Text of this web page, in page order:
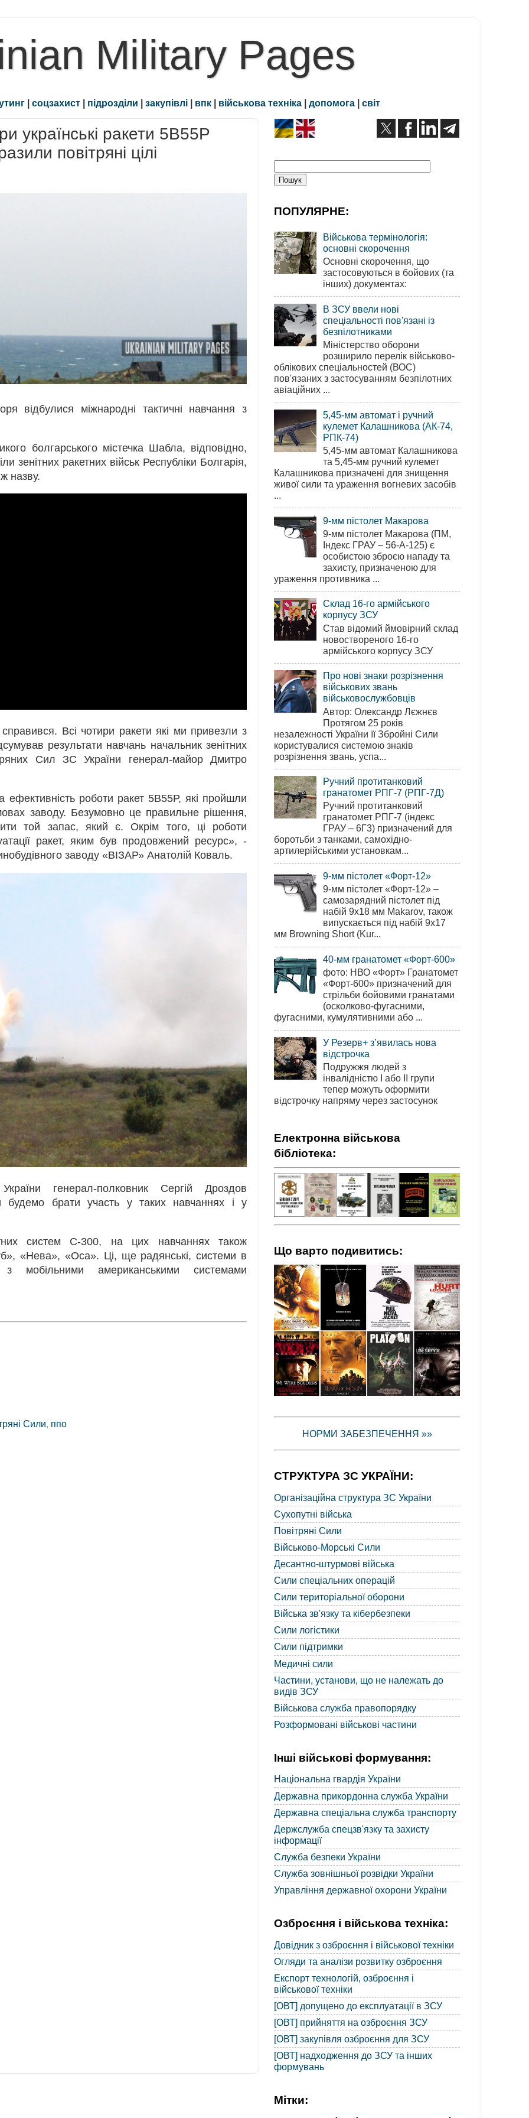
Military Pages
| соцзахист | підрозділи | закупівлі | впк | військова техніка | допомога | світ
українські ракети 5В55Р
повітряні цілі
відбулися міжнародні тактичні навчання з
болгарського містечка Шабла, відповідно,
зенітних ракетних військ Республіки Болгарія,
назву.
Всі чотири ракети які ми привезли з
результати навчань начальник зенітних
Сил ЗС України генерал-майор Дмитро
роботи ракет 5В55Р, які пройшли
заводу. Безумовно це правильне рішення,
той запас, який є. Окрім того, ці роботи
ракет, яким був продовжений ресурс», -
заводу «ВІЗАР» Анатолій Коваль.
генерал-полковник Сергій Дроздов
будемо брати участь у таких навчаннях і у
систем С-300, на цих навчаннях також
«Нева», «Оса». Ці, ще радянські, системи в
з мобільними американськими системами
Сили, ппо
ПОПУЛЯРНЕ:
Військова термінологія:
основні скорочення
Основні скорочення, що
застосовуються в бойових (та
інших) документах:
В ЗСУ ввели нові
спеціальності пов'язані із
безпілотниками
Міністерство оборони
розширило перелік військово-
облікових спеціальностей (ВОС)
пов'язаних з застосуванням безпілотних
авіаційних ...
5,45-мм автомат і ручний
кулемет Калашникова (АК-74,
РПК-74)
5,45-мм автомат Калашникова
та 5,45-мм ручний кулемет
Калашникова призначені для знищення
живої сили та ураження вогневих засобів
...
9-мм пістолет Макарова
9-мм пістолет Макарова (ПМ,
Індекс ГРАУ – 56-А-125) є
особистою зброєю нападу та
захисту, призначеною для
ураження противника ...
Склад 16-го армійського
корпусу ЗСУ
Став відомий ймовірний склад
новоствореного 16-го
армійського корпусу ЗСУ
Про нові знаки розрізнення
військових звань
військовослужбовців
Автор: Олександр Лєжнєв
Протягом 25 років
незалежності України її Збройні Сили
користувалися системою знаків
розрізнення звань, успа...
Ручний протитанковий
гранатомет РПГ-7 (РПГ-7Д)
Ручний протитанковий
гранатомет РПГ-7 (індекс
ГРАУ – 6Г3) призначений для
боротьби з танками, самохідно-
артилерійськими установкам...
9-мм пістолет «Форт-12»
9-мм пістолет «Форт-12» –
самозарядний пістолет під
набій 9х18 мм Makarov, також
випускається під набій 9х17
мм Browning Short (Kur...
40-мм гранатомет «Форт-600»
фото: НВО «Форт» Гранатомет
«Форт-600» призначений для
стрільби бойовими гранатами
(осколково-фугасними,
фугасними, кумулятивними або ...
У Резерв+ з’явилась нова
відстрочка
Подружжя людей з
інвалідністю І або ІІ групи
тепер можуть оформити
відстрочку напряму через застосунок
Електронна військова
бібліотека:
Що варто подивитись:
НОРМИ ЗАБЕЗПЕЧЕННЯ »»
СТРУКТУРА ЗС УКРАЇНИ:
Організаційна структура ЗС України
Сухопутні війська
Повітряні Сили
Військово-Морські Сили
Десантно-штурмові війська
Сили спеціальних операцій
Сили територіальної оборони
Війська зв'язку та кібербезпеки
Сили логістики
Сили підтримки
Медичні сили
Частини, установи, що не належать до
видів ЗСУ
Військова служба правопорядку
Розформовані військові частини
Інші військові формування:
Національна гвардія України
Державна прикордонна служба України
Державна спеціальна служба транспорту
Держслужба спецзв'язку та захисту
інформації
Служба безпеки України
Служба зовнішньої розвідки України
Управління державної охорони України
Озброєння і військова техніка:
Довідник з озброєння і військової техніки
Огляди та аналізи розвитку озброєння
Експорт технологій, озброєння і
військової техніки
[ОВТ] допущено до експлуатації в ЗСУ
[ОВТ] прийняття на озброєння ЗСУ
[ОВТ] закупівля озброєння для ЗСУ
[ОВТ] надходження до ЗСУ та інших
формувань
Мітки: